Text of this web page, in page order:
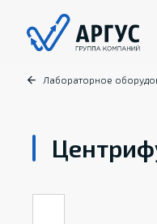
Лабораторное